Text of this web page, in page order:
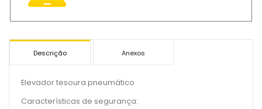
Descrição Anexos
Elevador tesoura pneumático
Características de segurança: